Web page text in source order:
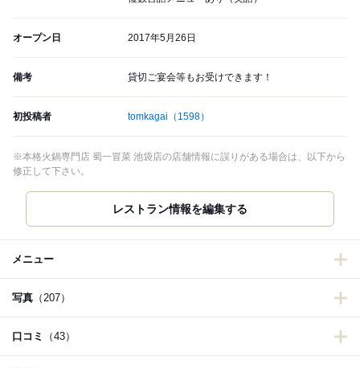
オープン日 2017年5月26日
備考 貸切ご宴会等もお受けできます！
初投稿者 tomkagai （1598）
※本格火鍋専門店 蜀一冒菜 池袋店の店舗情報に誤りがある場合は、以下から
修正して下さい。
レストラン情報を編集する
メニュー
写真 （207）
口コミ （43）